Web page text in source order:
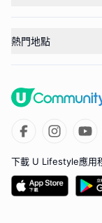
熱門地點
下載 U Lifestyle應用